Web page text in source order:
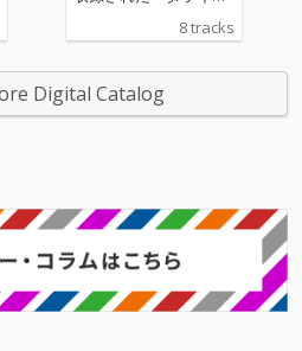
める内容です。ゲーム
ーティスト陣の魅力と
スターの臨場感、高揚
ひ余すところなく体感
「Gダライアス」の追
シャルミニアルバム。
ZUNTATAのMASAKI、
8 tracks
Digital Catalog